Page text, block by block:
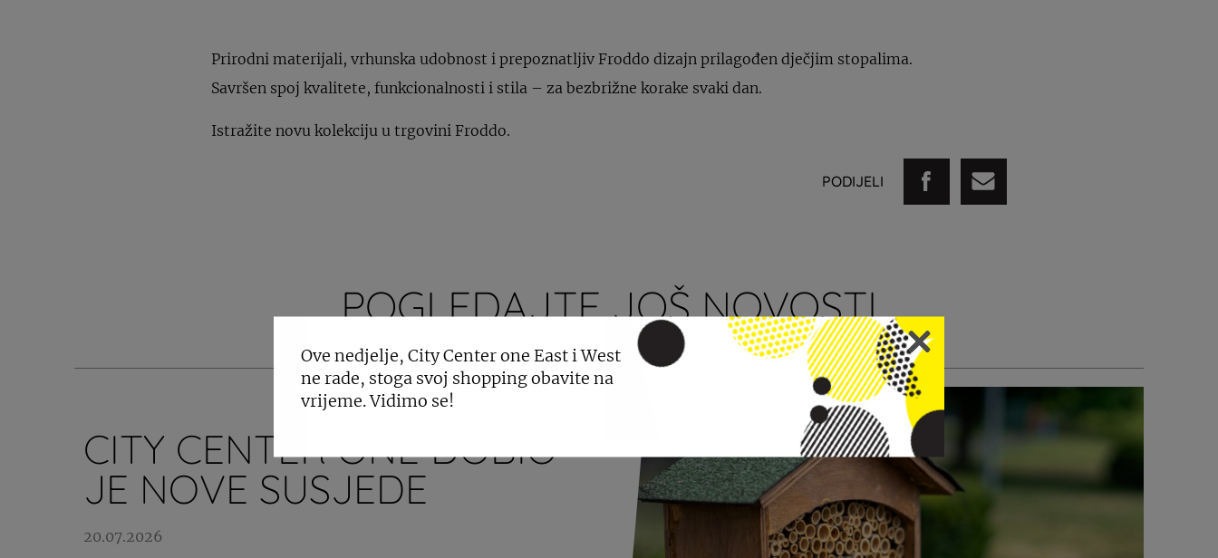
Prirodni materijali, vrhunska udobnost i prepoznatljiv Froddo dizajn prilagođen dječjim stopalima.
Savršen spoj kvalitete, funkcionalnosti i stila – za bezbrižne korake svaki dan.
Istražite novu kolekciju u trgovini Froddo.
PODIJELI
POGLEDAJTE JOŠ NOVOSTI
CITY CENTER ONE DOBIO
JE NOVE SUSJEDE
20.07.2026
Ove nedjelje, City Center one East i West
ne rade, stoga svoj shopping obavite na
vrijeme. Vidimo se!